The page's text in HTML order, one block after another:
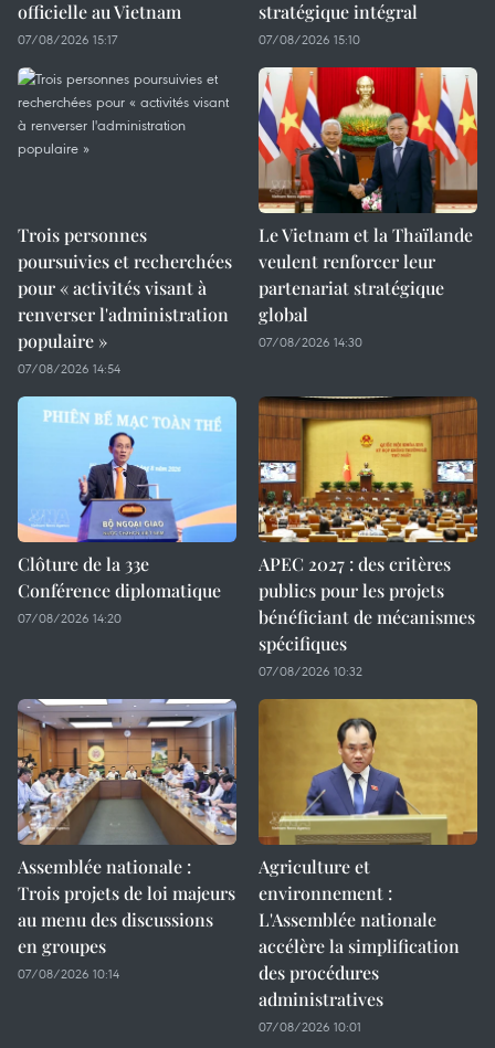
officielle au Vietnam
07/08/2026 15:17
stratégique intégral
07/08/2026 15:10
Trois personnes
poursuivies et recherchées
pour « activités visant à
renverser l'administration
populaire »
07/08/2026 14:54
Le Vietnam et la Thaïlande
veulent renforcer leur
partenariat stratégique
global
07/08/2026 14:30
Clôture de la 33e
Conférence diplomatique
07/08/2026 14:20
APEC 2027 : des critères
publics pour les projets
bénéficiant de mécanismes
spécifiques
07/08/2026 10:32
Assemblée nationale :
Trois projets de loi majeurs
au menu des discussions
en groupes
07/08/2026 10:14
Agriculture et
environnement :
L'Assemblée nationale
accélère la simplification
des procédures
administratives
07/08/2026 10:01